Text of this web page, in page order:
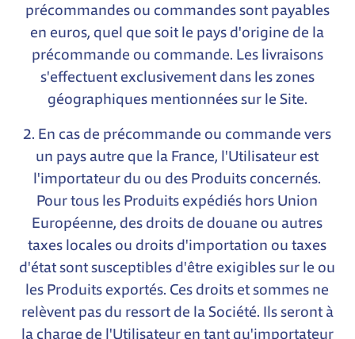
précommandes ou commandes sont payables
en euros, quel que soit le pays d'origine de la
précommande ou commande. Les livraisons
s'effectuent exclusivement dans les zones
géographiques mentionnées sur le Site.
2. En cas de précommande ou commande vers
un pays autre que la France, l'Utilisateur est
l'importateur du ou des Produits concernés.
Pour tous les Produits expédiés hors Union
Européenne, des droits de douane ou autres
taxes locales ou droits d'importation ou taxes
d'état sont susceptibles d'être exigibles sur le ou
les Produits exportés. Ces droits et sommes ne
relèvent pas du ressort de la Société. Ils seront à
la charge de l'Utilisateur en tant qu'importateur